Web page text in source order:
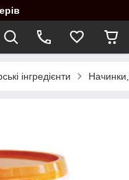
інгредієнти